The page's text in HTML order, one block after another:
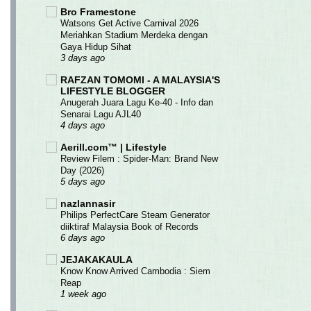
Bro Framestone
Watsons Get Active Carnival 2026
Meriahkan Stadium Merdeka dengan
Gaya Hidup Sihat
3 days ago
RAFZAN TOMOMI - A MALAYSIA'S
LIFESTYLE BLOGGER
Anugerah Juara Lagu Ke-40 - Info dan
Senarai Lagu AJL40
4 days ago
Aerill.com™ | Lifestyle
Review Filem : Spider-Man: Brand New
Day (2026)
5 days ago
nazlannasir
Philips PerfectCare Steam Generator
diiktiraf Malaysia Book of Records
6 days ago
JEJAKAKAULA
Know Know Arrived Cambodia : Siem
Reap
1 week ago